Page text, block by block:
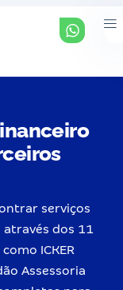
serviços
através dos 11
ICKER
Assessoria